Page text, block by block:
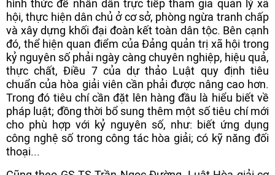
hình thức để nhân dân trực tiếp tham gia quản lý xã
hội, thực hiện dân chủ ở cơ sở, phòng ngừa tranh chấp
và xây dựng khối đại đoàn kết toàn dân tộc. Bên cạnh
đó, thể hiện quan điểm của Đảng quản trị xã hội trong
kỷ nguyên số phải ngày càng chuyên nghiệp, hiệu quả,
thực chất, Điều 7 của dự thảo Luật quy định tiêu
chuẩn của hòa giải viên cần phải được nâng cao hơn.
Trong đó tiêu chí cần đặt lên hàng đầu là hiểu biết về
pháp luật; đồng thời bổ sung thêm một số tiêu chí mới
cho phù hợp với kỷ nguyên số, như: biết ứng dụng
công nghệ số trong công tác hòa giải; có kỹ năng đối
thoại...